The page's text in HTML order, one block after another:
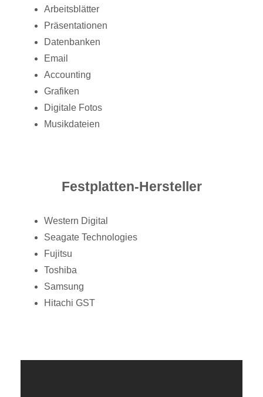
Arbeitsblätter
Präsentationen
Datenbanken
Email
Accounting
Grafiken
Digitale Fotos
Musikdateien
Festplatten-Hersteller
Western Digital
Seagate Technologies
Fujitsu
Toshiba
Samsung
Hitachi GST